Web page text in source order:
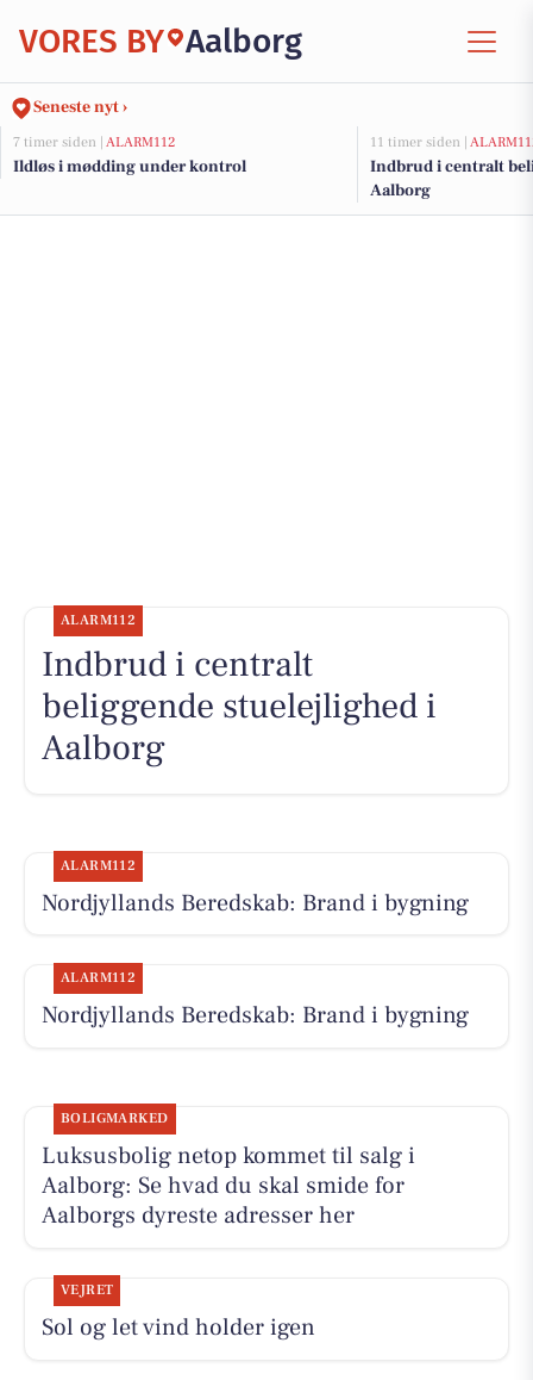
VORES BY Aalborg
Seneste nyt ›
7 timer siden | ALARM112
Ildløs i mødding under kontrol
11 timer siden |
Indbrud i centralt
Aalborg
ALARM112
Indbrud i centralt
beliggende stuelejlighed i
Aalborg
ALARM112
Nordjyllands Beredskab: Brand i bygning
ALARM112
Nordjyllands Beredskab: Brand i bygning
BOLIGMARKED
Luksusbolig netop kommet til salg i
Aalborg: Se hvad du skal smide for
Aalborgs dyreste adresser her
VEJRET
Sol og let vind holder igen